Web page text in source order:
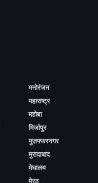
मनोरंजन
महाराष्ट्र
महोबा
मिर्जापुर
मुज़फ्फरनगर
मुरादाबाद
मेघालय
मेरठ